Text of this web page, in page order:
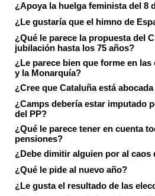
¿Apoya la huelga feminista del 8
¿Le gustaría que el himno de
¿Qué le parece la propuesta del
jubilación hasta los 75 años?
¿Le parece bien que forme en
y la Monarquía?
¿Cree que Cataluña está
¿Camps debería estar imputado
del PP?
¿Qué le parece tener en cuenta
pensiones?
¿Debe dimitir alguien por al caos
¿Qué le pide al nuevo año?
¿Le gusta el resultado de las